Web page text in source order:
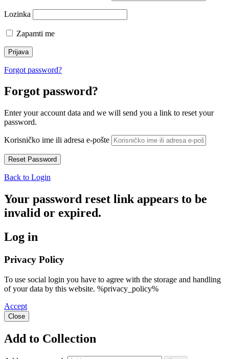
Lozinka
Zapamti me
Forgot password?
Forgot password?
Enter your account data and we will send you a link to reset your
password.
Korisničko ime ili adresa e-pošte
Back to Login
Your password reset link appears to be
invalid or expired.
Log in
Privacy Policy
To use social login you have to agree with the storage and handling
of your data by this website. %privacy_policy%
Accept
Close
Add to Collection